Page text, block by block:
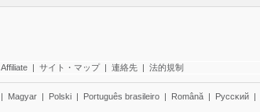
Affiliate | サイト・マップ | 連絡先 | 法的規制
| Magyar | Polski | Português brasileiro | Română | Pyccĸий |